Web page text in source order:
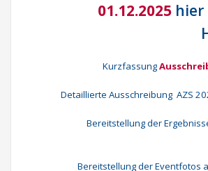
01.12.2025 hier
Kurzfassung
Detaillierte Ausschreibung AZS
Bereitstellung der
Bereitstellung der Eventfotos